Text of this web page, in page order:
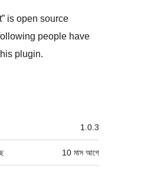
is open source
people have
plugin.
1.0.3
10 মাস আগে